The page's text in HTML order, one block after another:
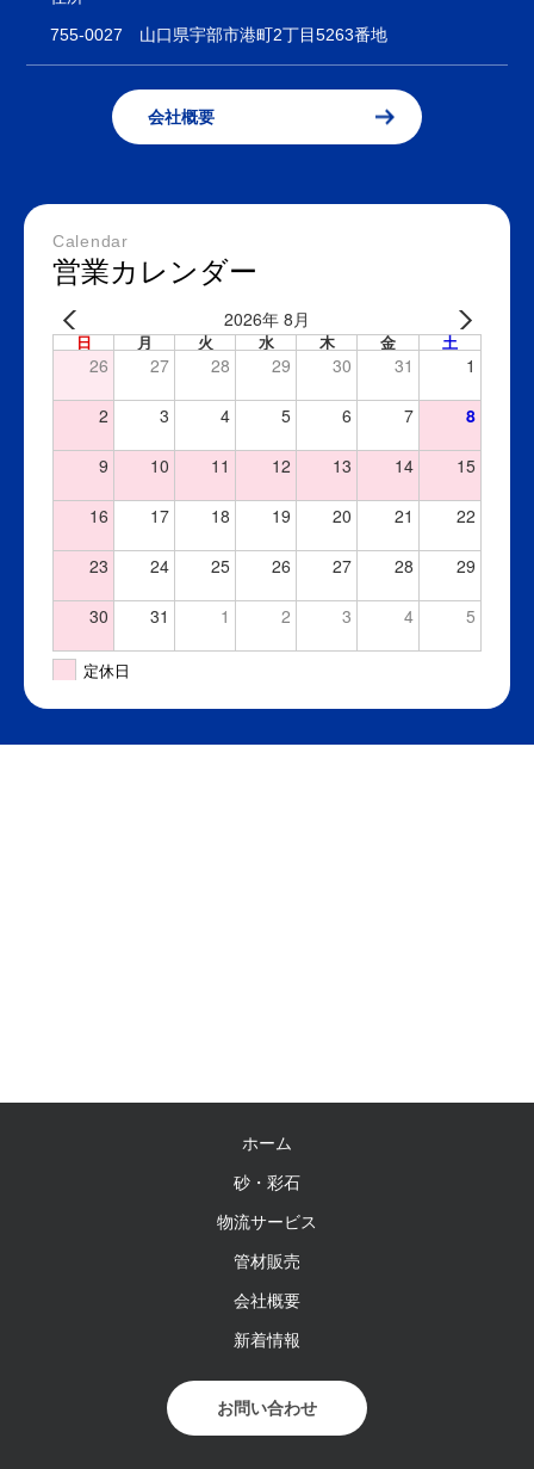
755-0027 山口県宇部市港町2丁目5263番地
会社概要
Calendar
営業カレンダー
2026年 8月
日 月 火 水 木 金 土
26 27 28 29 30 31 1
2 3 4 5 6 7 8
9 10 11 12 13 14 15
16 17 18 19 20 21 22
23 24 25 26 27 28 29
30 31 1 2 3 4 5
定休日
ホーム
砂・彩石
物流サービス
管材販売
会社概要
新着情報
お問い合わせ